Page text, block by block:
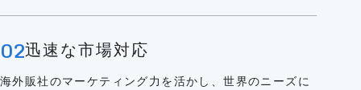
02迅速な市場対応
海外販社のマーケティング力を活かし、世界のニーズに